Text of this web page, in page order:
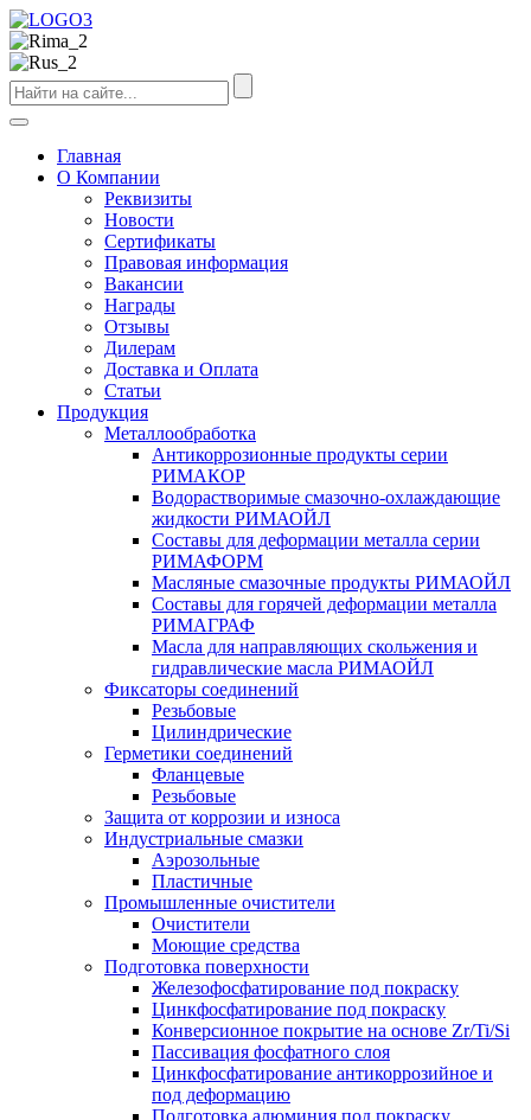
Главная
О Компании
Реквизиты
Новости
Сертификаты
Правовая информация
Вакансии
Награды
Отзывы
Дилерам
Доставка и Оплата
Статьи
Продукция
Металлообработка
Антикоррозионные продукты серии
РИМАКОР
Водорастворимые смазочно-охлаждающие
жидкости РИМАОЙЛ
Составы для деформации металла серии
РИМАФОРМ
Масляные смазочные продукты РИМАОЙЛ
Составы для горячей деформации металла
РИМАГРАФ
Масла для направляющих скольжения и
гидравлические масла РИМАОЙЛ
Фиксаторы соединений
Резьбовые
Цилиндрические
Герметики соединений
Фланцевые
Резьбовые
Защита от коррозии и износа
Индустриальные смазки
Аэрозольные
Пластичные
Промышленные очистители
Очистители
Моющие средства
Подготовка поверхности
Железофосфатирование под покраску
Цинкфосфатирование под покраску
Конверсионное покрытие на основе Zr/Ti/Si
Пассивация фосфатного слоя
Цинкфосфатирование антикоррозийное и
под деформацию
Подготовка алюминия под покраску